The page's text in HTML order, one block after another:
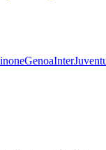
GenoaInter